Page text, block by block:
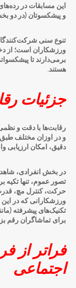
این مسابقات در
و پیشکسوتان (در دو بخش مستر ۱ و
تنوع سنی
ورزشکاران است؛ از
برمی‌دارند تا
هستند.
جزئیات
رقابت‌ها با دقت و
و در اوزان مختلف طبق
دقیق، امکان ارزیابی
در بخش انفرادی،
تصور عموم، تنها تکیه
حرکت، کنترل مچ،
ورزشکارانی که در این
برای تماشاگران رقم
فراتر از
اجتماعی